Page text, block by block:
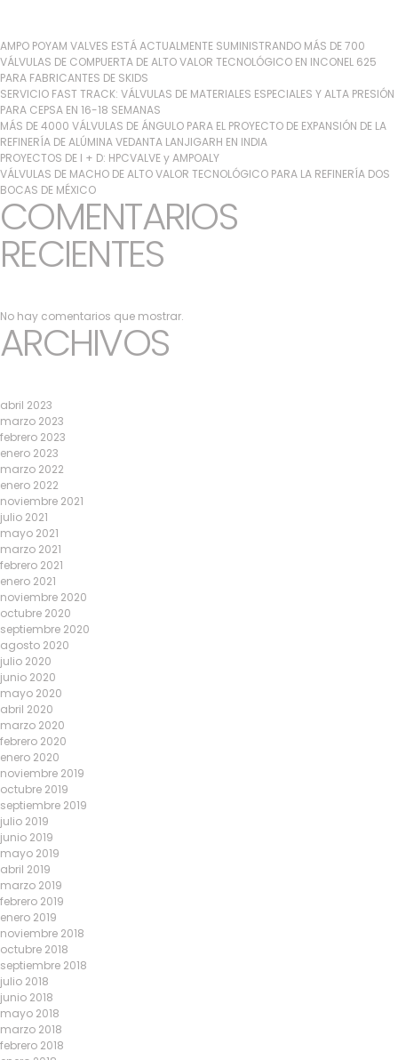
AMPO POYAM VALVES ESTÁ ACTUALMENTE SUMINISTRANDO MÁS DE 700
VÁLVULAS DE COMPUERTA DE ALTO VALOR TECNOLÓGICO EN INCONEL 625
PARA FABRICANTES DE SKIDS
SERVICIO FAST TRACK: VÁLVULAS DE MATERIALES ESPECIALES Y ALTA PRESIÓN
PARA CEPSA EN 16-18 SEMANAS
MÁS DE 4000 VÁLVULAS DE ÁNGULO PARA EL PROYECTO DE EXPANSIÓN DE LA
REFINERÍA DE ALÚMINA VEDANTA LANJIGARH EN INDIA
PROYECTOS DE I + D: HPCVALVE y AMPOALY
VÁLVULAS DE MACHO DE ALTO VALOR TECNOLÓGICO PARA LA REFINERÍA DOS
BOCAS DE MÉXICO
COMENTARIOS
RECIENTES
No hay comentarios que mostrar.
ARCHIVOS
abril 2023
marzo 2023
febrero 2023
enero 2023
marzo 2022
enero 2022
noviembre 2021
julio 2021
mayo 2021
marzo 2021
febrero 2021
enero 2021
noviembre 2020
octubre 2020
septiembre 2020
agosto 2020
julio 2020
junio 2020
mayo 2020
abril 2020
marzo 2020
febrero 2020
enero 2020
noviembre 2019
octubre 2019
septiembre 2019
julio 2019
junio 2019
mayo 2019
abril 2019
marzo 2019
febrero 2019
enero 2019
noviembre 2018
octubre 2018
septiembre 2018
julio 2018
junio 2018
mayo 2018
marzo 2018
febrero 2018